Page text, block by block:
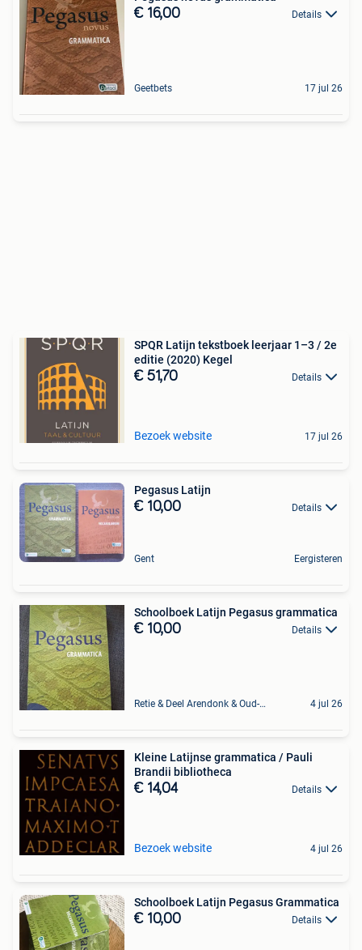
€ 16,00 Details
Geetbets 17 jul 26
SPQR Latijn tekstboek leerjaar 1–3 / 2e
editie (2020) Kegel
€ 51,70 Details
Bezoek website 17 jul 26
Pegasus Latijn
€ 10,00 Details
Gent Eergisteren
Schoolboek Latijn Pegasus grammatica
€ 10,00 Details
Retie & Deel Arendonk & Oud-Turnhout 4 jul 26
Kleine Latijnse grammatica / Pauli
Brandii bibliotheca
€ 14,04 Details
Bezoek website 4 jul 26
Schoolboek Latijn Pegasus Grammatica
€ 10,00 Details